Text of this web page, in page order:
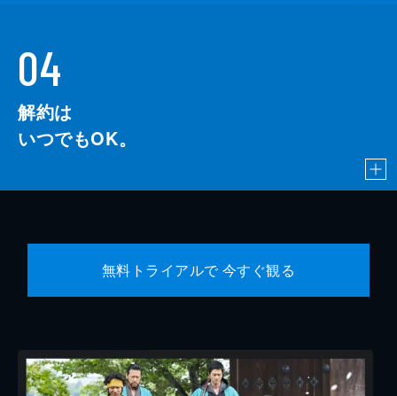
04
解約は
いつでもOK。
無料トライアルで 今すぐ観る